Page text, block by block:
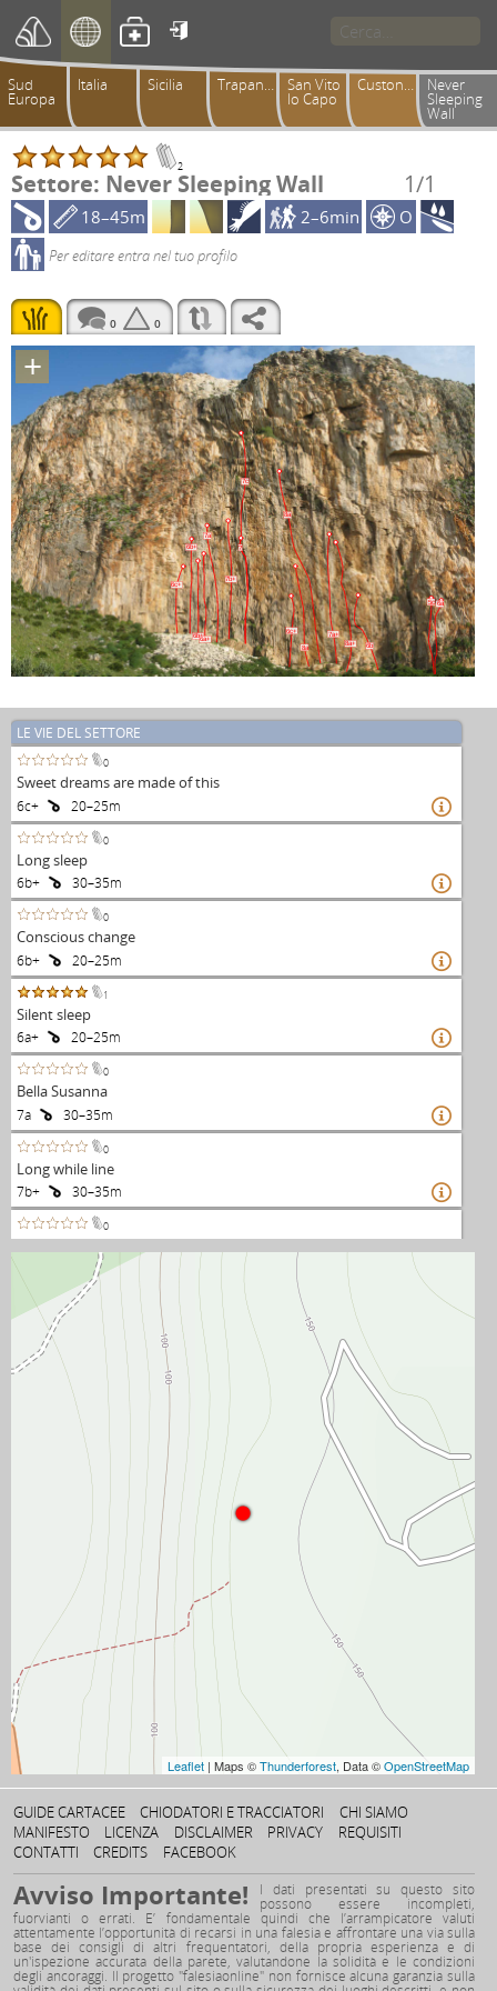

Sud
Europa
Italia Sicilia Trapanese San Vito
lo Capo
Custonaci Never
Sleeping
Wall
2
Settore: Never Sleeping Wall 1/1
18–45m 2–6min O
Per editare entra nel tuo profilo
0 0
+
6c+
6b+
6b+6a+
7b+
?
7c
7a
6c+
8a
8a
7a+
8a+ 6b
5c 6a
Leaflet | Maps ©Thunderforest, Data ©OpenStreetMap
LE VIE DEL SETTORE
0
Sweet dreams are made of this
6c+ 20–25m 
0
Long sleep
6b+ 30–35m 
0
Conscious change
6b+ 20–25m 
1
Silent sleep
6a+ 20–25m 
0
Bella Susanna
7a 30–35m 
0
Long while line
7b+ 30–35m 
0
Long white night II
40–50m
Long white night I
30–35m
0
20–25m 
Evil lurks behind every man's heart

0
25–30m
Tears of freedom
7a+ 30–35m
il Patrone nero
30–35m
Fun & seitenstrang
6b 20–25m
1
haRissa
5c 15–20m 
1
Peperoncini
6a 15–20m 
GUIDE CARTACEE CHIODATORI E TRACCIATORI
CHI SIAMO
MANIFESTO
LICENZA DISCLAIMER PRIVACY
REQUISITI
CONTATTI
CREDITS FACEBOOK
Avviso Importante! I dati presentati su questo sito
possono essere incompleti,
fuorvianti o errati. E’ fondamentale quindi che l’arrampicatore valuti
attentamente l’opportunità di recarsi in una falesia e affrontare una via sulla
base dei consigli di altri frequentatori, della propria esperienza e di
un'ispezione accurata della parete, valutandone la solidità e le condizioni
degli ancoraggi. Il progetto "falesiaonline" non fornisce alcuna garanzia sulla